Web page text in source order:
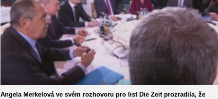
Angela Merkelová ve svém rozhovoru pro list Die Zeit prozradila, že